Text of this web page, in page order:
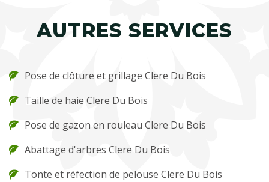
AUTRES SERVICES
Pose de clôture et grillage Clere Du Bois
Taille de haie Clere Du Bois
Pose de gazon en rouleau Clere Du Bois
Abattage d'arbres Clere Du Bois
Tonte et réfection de pelouse Clere Du Bois